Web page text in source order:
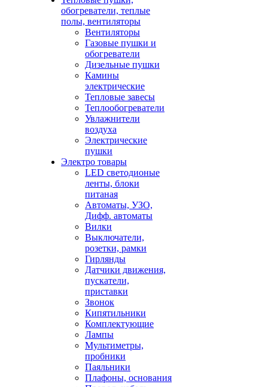
обогреватели, теплые
полы, вентиляторы
Вентиляторы
Газовые пушки и
обогреватели
Дизельные пушки
Камины
электрические
Тепловые завесы
Теплообогреватели
Увлажнители
воздуха
Электрические
пушки
Электро товары
LED светодионые
ленты, блоки
питаная
Автоматы, УЗО,
Дифф. автоматы
Вилки
Выключатели,
розетки, рамки
Гирлянды
Датчики движения,
пускатели,
приставки
Звонок
Кипятильники
Комплектующие
Лампы
Мультиметры,
пробники
Паяльники
Плафоны, основания